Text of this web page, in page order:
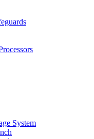
System